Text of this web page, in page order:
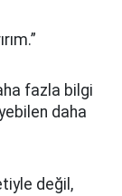
fazla bilgi
daha
değil,